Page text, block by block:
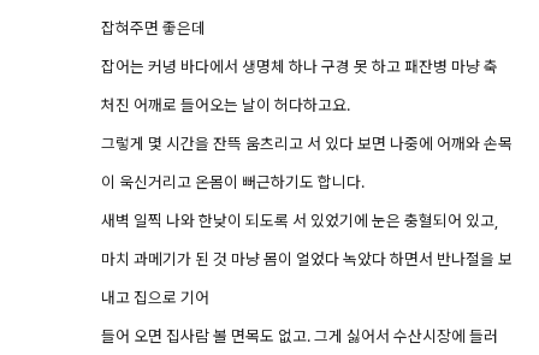
잡혀주면 좋은데
잡어는 커녕 바다에서 생명체 하나 구경 못 하고 패잔병 마냥 축
처진 어깨로 들어오는 날이 허다하고요.
그렇게 몇 시간을 잔뜩 움츠리고 서 있다 보면 나중에 어깨와 손목
이 욱신거리고 온몸이 뻐근하기도 합니다.
새벽 일찍 나와 한낮이 되도록 서 있었기에 눈은 충혈되어 있고,
마치 과메기가 된 것 마냥 몸이 얼었다 녹았다 하면서 반나절을 보
내고 집으로 기어
들어 오면 집사람 볼 면목도 없고. 그게 싫어서 수산시장에 들러